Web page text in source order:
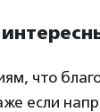
что
если